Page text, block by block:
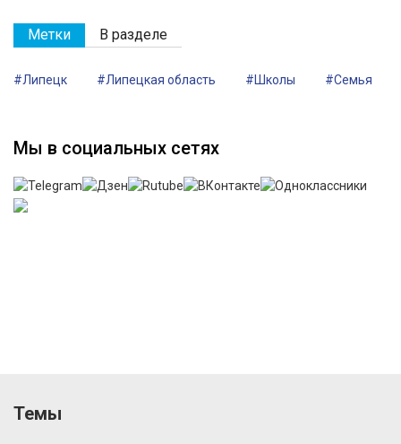
Метки В разделе
#Липецк #Липецкая область #Школы #Семья
Мы в социальных сетях
Темы